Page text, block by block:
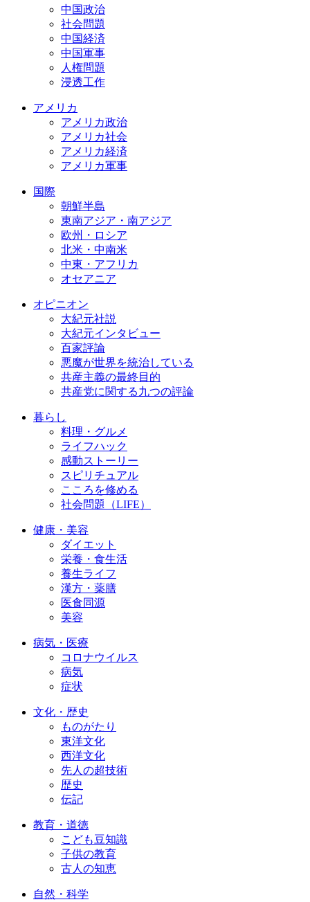
中国政治
社会問題
中国経済
中国軍事
人権問題
浸透工作
アメリカ
アメリカ政治
アメリカ社会
アメリカ経済
アメリカ軍事
国際
朝鮮半島
東南アジア・南アジア
欧州・ロシア
北米・中南米
中東・アフリカ
オセアニア
オピニオン
大紀元社説
大紀元インタビュー
百家評論
悪魔が世界を統治している
共産主義の最終目的
共産党に関する九つの評論
暮らし
料理・グルメ
ライフハック
感動ストーリー
スピリチュアル
こころを修める
社会問題（LIFE）
健康・美容
ダイエット
栄養・食生活
養生ライフ
漢方・薬膳
医食同源
美容
病気・医療
コロナウイルス
病気
症状
文化・歴史
ものがたり
東洋文化
西洋文化
先人の超技術
歴史
伝記
教育・道徳
こども豆知識
子供の教育
古人の知恵
自然・科学